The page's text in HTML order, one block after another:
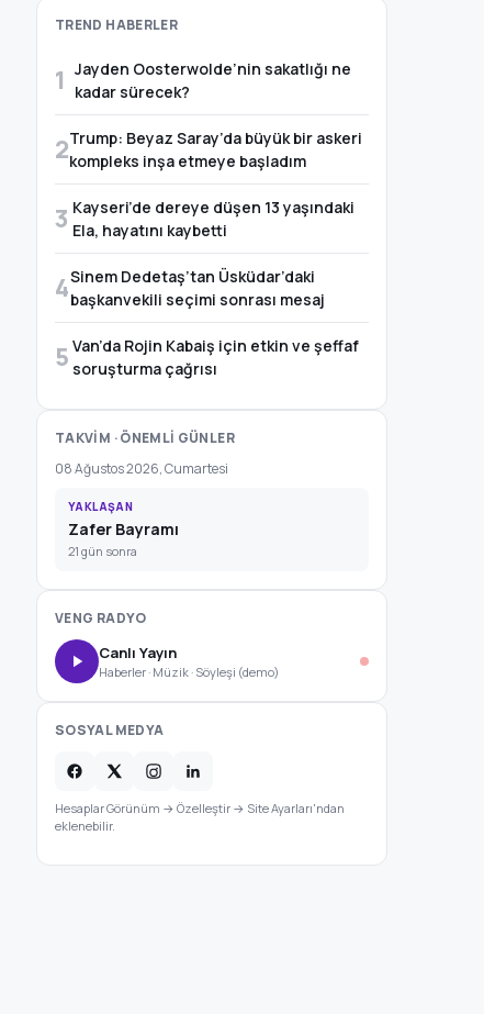
TREND HABERLER
1 Jayden Oosterwolde’nin sakatlığı ne
kadar sürecek?
2Trump: Beyaz Saray’da büyük bir askeri
kompleks inşa etmeye başladım
3 Kayseri’de dereye düşen 13 yaşındaki
Ela, hayatını kaybetti
4Sinem Dedetaş’tan Üsküdar’daki
başkanvekili seçimi sonrası mesaj
5 Van’da Rojin Kabaiş için etkin ve şeffaf
soruşturma çağrısı
TAKVİM · ÖNEMLİ GÜNLER
08 Ağustos 2026, Cumartesi
YAKLAŞAN
Zafer Bayramı
21 gün sonra
VENG RADYO
Canlı Yayın
Haberler · Müzik · Söyleşi (demo)
SOSYAL MEDYA
Hesaplar Görünüm → Özelleştir → Site Ayarları'ndan
eklenebilir.